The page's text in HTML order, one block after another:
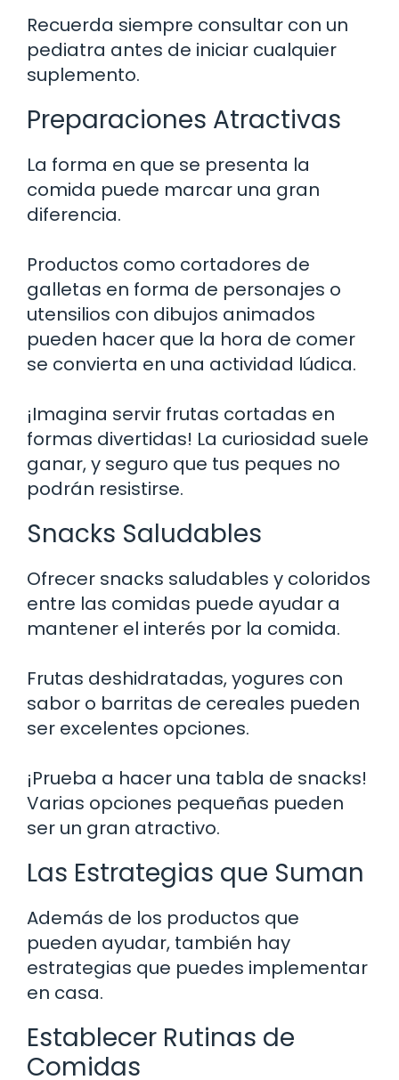
Recuerda siempre consultar con un
pediatra antes de iniciar cualquier
suplemento.
Preparaciones Atractivas
La forma en que se presenta la
comida puede marcar una gran
diferencia.
Productos como cortadores de
galletas en forma de personajes o
utensilios con dibujos animados
pueden hacer que la hora de comer
se convierta en una actividad lúdica.
¡Imagina servir frutas cortadas en
formas divertidas! La curiosidad suele
ganar, y seguro que tus peques no
podrán resistirse.
Snacks Saludables
Ofrecer snacks saludables y coloridos
entre las comidas puede ayudar a
mantener el interés por la comida.
Frutas deshidratadas, yogures con
sabor o barritas de cereales pueden
ser excelentes opciones.
¡Prueba a hacer una tabla de snacks!
Varias opciones pequeñas pueden
ser un gran atractivo.
Las Estrategias que Suman
Además de los productos que
pueden ayudar, también hay
estrategias que puedes implementar
en casa.
Establecer Rutinas de
Comidas